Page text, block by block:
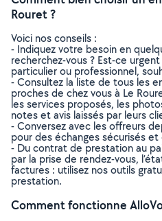
Rouret ?
Voici nos conseils :
- Indiquez votre besoin en
recherchez-vous ? Est-ce
particulier ou professionnel,
- Consultez la liste de tous les
proches de chez vous à Le
les services proposés, les
notes et avis laissés par leurs
- Conversez avec les offreurs
pour des échanges sécurisés
- Du contrat de prestation au
par la prise de rendez-vous,
factures : utilisez nos outils
prestation.
Comment fonctionne